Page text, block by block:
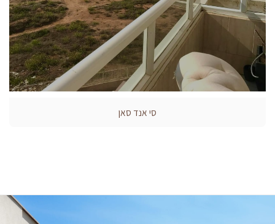
סי אנד סאן